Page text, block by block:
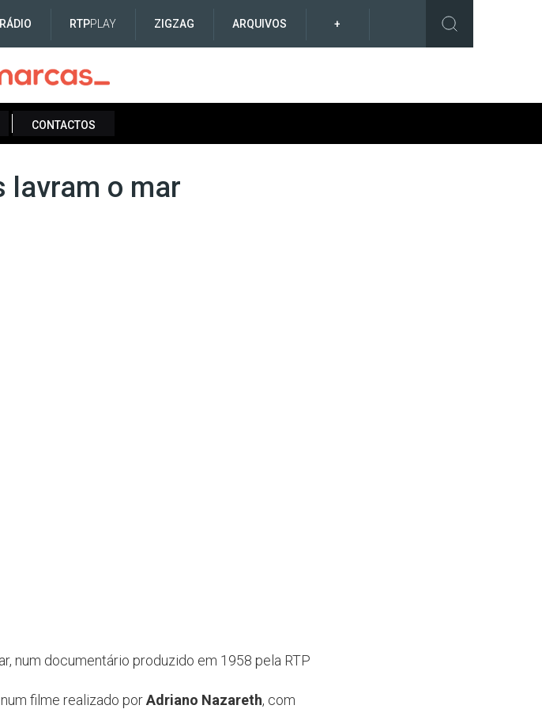
RÁDIO RTPPLAY ZIGZAG ARQUIVOS +
CONTACTOS
lavram o mar
num documentário produzido em 1958 pela RTP
filme realizado porAdriano Nazareth, com